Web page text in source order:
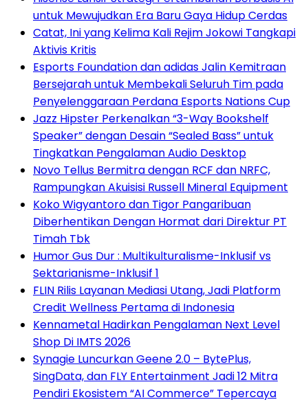
untuk Mewujudkan Era Baru Gaya Hidup Cerdas
Catat, Ini yang Kelima Kali Rejim Jokowi Tangkapi
Aktivis Kritis
Esports Foundation dan adidas Jalin Kemitraan
Bersejarah untuk Membekali Seluruh Tim pada
Penyelenggaraan Perdana Esports Nations Cup
Jazz Hipster Perkenalkan “3-Way Bookshelf
Speaker” dengan Desain “Sealed Bass” untuk
Tingkatkan Pengalaman Audio Desktop
Novo Tellus Bermitra dengan RCF dan NRFC,
Rampungkan Akuisisi Russell Mineral Equipment
Koko Wigyantoro dan Tigor Pangaribuan
Diberhentikan Dengan Hormat dari Direktur PT
Timah Tbk
Humor Gus Dur : Multikulturalisme-Inklusif vs
Sektarianisme-Inklusif 1
FLIN Rilis Layanan Mediasi Utang, Jadi Platform
Credit Wellness Pertama di Indonesia
Kennametal Hadirkan Pengalaman Next Level
Shop Di IMTS 2026
Synagie Luncurkan Geene 2.0 – BytePlus,
SingData, dan FLY Entertainment Jadi 12 Mitra
Pendiri Ekosistem “AI Commerce” Tepercaya